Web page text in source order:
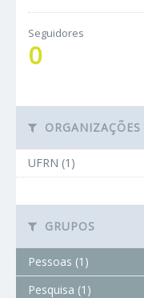
Seguidores
0
ORGANIZAÇÕES
UFRN (1)
GRUPOS
Pessoas (1)
Pesquisa (1)